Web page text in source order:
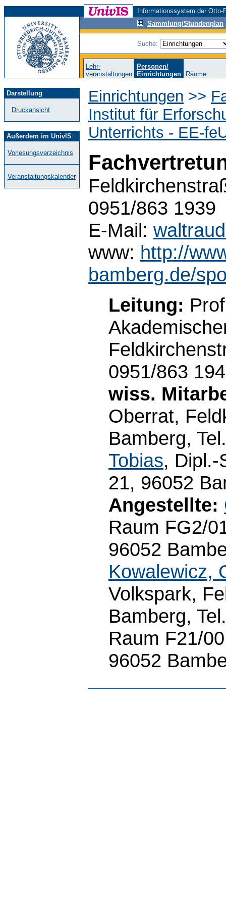
Informationssystem der
Sammlung/Stundenplan
Suche:
Lehr-
veranstaltungen
Personen/
Einrichtungen
Räume
Darstellung
Druckansicht
Außerdem im UnivIS
Vorlesungsverzeichnis
Veranstaltungskalender
Einrichtungen >>
Institut für
Unterrichts - EE-
0951/863 1939
E-Mail:
www: http://
bamberg.de/
Leitung:
0951/863
wiss.
Oberrat,
Bamberg,
Tobias, Dipl.-
21, 96052
Angestellte:
Raum FG2/
96052
Kowalewicz,
Volkspark,
Bamberg,
Raum F21/
96052